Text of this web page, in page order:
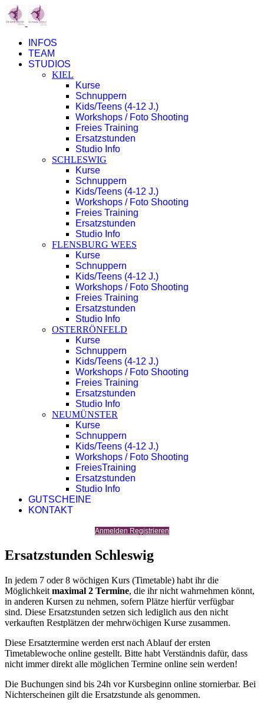
INFOS
TEAM
STUDIOS
KIEL
Kurse
Schnuppern
Kids/Teens (4-12 J.)
Workshops / Foto Shooting
Freies Training
Ersatzstunden
Studio Info
SCHLESWIG
Kurse
Schnuppern
Kids/Teens (4-12 J.)
Workshops / Foto Shooting
Freies Training
Ersatzstunden
Studio Info
FLENSBURG WEES
Kurse
Schnuppern
Kids/Teens (4-12 J.)
Workshops / Foto Shooting
Freies Training
Ersatzstunden
Studio Info
OSTERRÖNFELD
Kurse
Schnuppern
Kids/Teens (4-12 J.)
Workshops / Foto Shooting
Freies Training
Ersatzstunden
Studio Info
NEUMÜNSTER
Kurse
Schnuppern
Kids/Teens (4-12 J.)
Workshops / Foto Shooting
FreiesTraining
Ersatzstunden
Studio Info
GUTSCHEINE
KONTAKT
Anmelden Registrieren
Ersatzstunden Schleswig
In jedem 7 oder 8 wöchigen Kurs (Timetable) habt ihr die
Möglichkeit maximal 2 Termine, die ihr nicht wahrnehmen könnt,
in anderen Kursen zu nehmen, sofern Plätze hierfür verfügbar
sind. Diese Ersatzstunden setzen sich lediglich aus den nicht
verkauften Restplätzen der mehrwöchigen Kurse zusammen.
Diese Ersatztermine werden erst nach Ablauf der ersten
Timetablewoche online gestellt. Bitte habt Verständnis dafür, dass
nicht immer direkt alle möglichen Termine online sein werden!
Die Buchungen sind bis 24h vor Kursbeginn online stornierbar. Bei
Nichterscheinen gilt die Ersatzstunde als genommen.